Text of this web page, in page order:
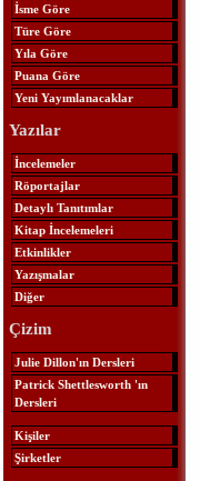
İsme Göre
Türe Göre
Yıla Göre
Puana Göre
Yeni Yayımlanacaklar
Yazılar
İncelemeler
Röportajlar
Detaylı Tanıtımlar
Kitap İncelemeleri
Etkinlikler
Yazışmalar
Diğer
Çizim
Julie Dillon'ın Dersleri
Patrick Shettlesworth 'ın
Dersleri
Kişiler
Şirketler